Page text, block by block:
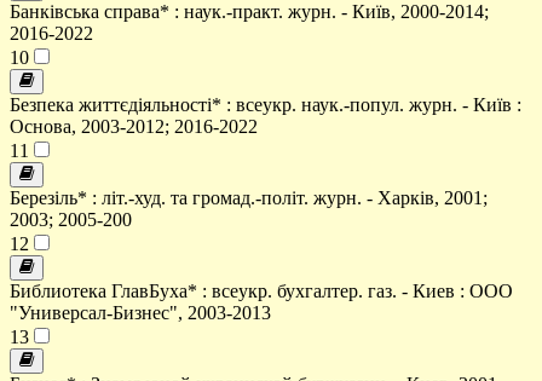
Банківська справа* : наук.-практ. журн. - Київ, 2000-2014;
2016-2022
10
Безпека життєдіяльності* : всеукр. наук.-попул. журн. - Київ :
Основа, 2003-2012; 2016-2022
11
Березіль* : літ.-худ. та громад.-політ. журн. - Харків, 2001;
2003; 2005-200
12
Библиотека ГлавБуха* : всеукр. бухгалтер. газ. - Киев : ООО
"Универсал-Бизнес", 2003-2013
13